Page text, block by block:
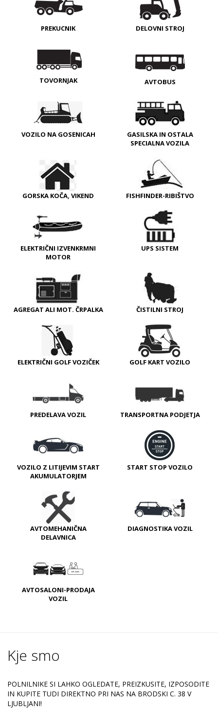
PREKUCNIK DELOVNI STROJ
TOVORNJAK AVTOBUS
VOZILO NA GOSENICAH
GASILSKA IN OSTALA
SPECIALNA VOZILA
GORSKA KOČA, VIKEND FISHFINDER-RIBIŠTVO
ELEKTRIČNI IZVENKRMNI
MOTOR
UPS SISTEM
AGREGAT ALI MOT. ČRPALKA ČISTILNI STROJ
ELEKTRIČNI GOLF VOZIČEK GOLF KART VOZILO
PREDELAVA VOZIL TRANSPORTNA PODJETJA
VOZILO Z LITIJEVIM START
AKUMULATORJEM
START STOP VOZILO
AVTOMEHANIČNA
DELAVNICA
DIAGNOSTIKA VOZIL
AVTOSALONI-PRODAJA
VOZIL
Kje smo
POLNILNIKE SI LAHKO OGLEDATE, PREIZKUSITE, IZPOSODITE
IN KUPITE TUDI DIREKTNO PRI NAS NA BRODSKI C. 38 V
LJUBLJANI!